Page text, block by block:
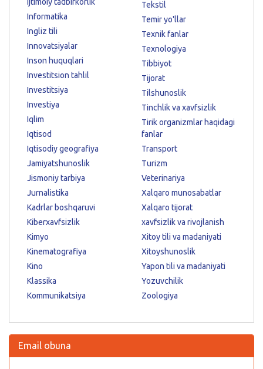
Informatika
Ingliz tili
Innovatsiyalar
Inson huquqlari
Investitsion tahlil
Investitsiya
Investiya
Iqlim
Iqtisod
Iqtisodiy geografiya
Jamiyatshunoslik
Jismoniy tarbiya
Jurnalistika
Kadrlar boshqaruvi
Kiberxavfsizlik
Kimyo
Kinematografiya
Kino
Klassika
Kommunikatsiya
Tekstil
Temir yo'llar
Texnik fanlar
Texnologiya
Tibbiyot
Tijorat
Tilshunoslik
Tinchlik va xavfsizlik
Tirik organizmlar haqidagi
fanlar
Transport
Turizm
Veterinariya
Xalqaro munosabatlar
Xalqaro tijorat
xavfsizlik va rivojlanish
Xitoy tili va madaniyati
Xitoyshunoslik
Yapon tili va madaniyati
Yozuvchilik
Zoologiya
Email obuna